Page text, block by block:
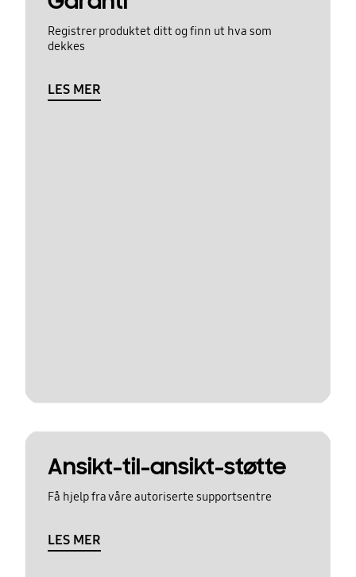
Registrer produktet ditt og finn ut hva som
dekkes
LES MER
Ansikt-til-ansikt-støtte
Få hjelp fra våre autoriserte supportsentre
LES MER